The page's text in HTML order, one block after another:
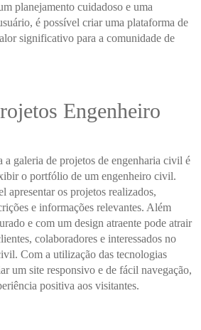
planejamento cuidadoso e uma
é possível criar uma plataforma de
significativo para a comunidade de
Engenheiro
a galeria de projetos de engenharia civil é
o portfólio de um engenheiro civil.
apresentar os projetos realizados,
e informações relevantes. Além
e com um design atraente pode atrair
colaboradores e interessados no
Com a utilização das tecnologias
um site responsivo e de fácil navegação,
positiva aos visitantes.